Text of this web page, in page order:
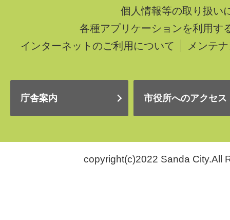
個人情報等の取り扱い
各種アプリケーションを利用す
インターネットのご利用について
メンテ
庁舎案内 市役所へのアクセス
copyright(c)2022 Sanda City.All